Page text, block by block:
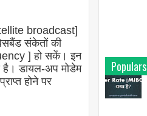
broadcast]
संकेतों की
] हो सकें। इन
है। डायल-अप मोडेम
होने पर
Populars